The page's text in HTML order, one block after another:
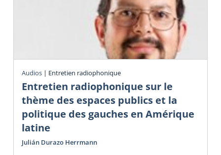
Audios | Entretien radiophonique
Entretien radiophonique sur le
thème des espaces publics et la
politique des gauches en Amérique
latine
Julián Durazo Herrmann